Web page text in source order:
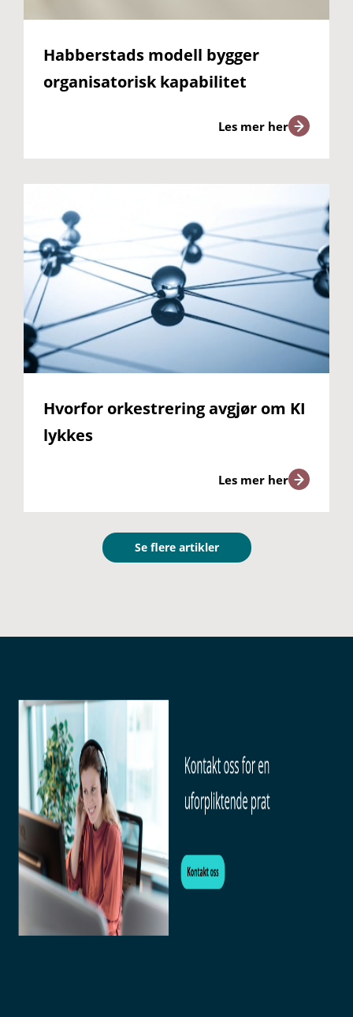
Habberstads modell bygger
organisatorisk kapabilitet
Les mer her
Hvorfor orkestrering avgjør om KI
lykkes
Les mer her
Se flere artikler